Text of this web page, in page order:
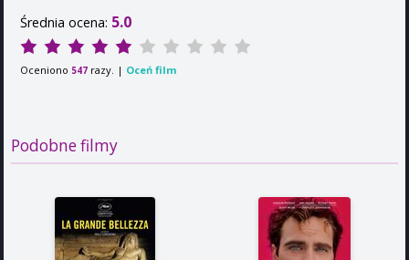
Średnia ocena: 5.0
Oceniono 547 razy. | Oceń film
Podobne filmy